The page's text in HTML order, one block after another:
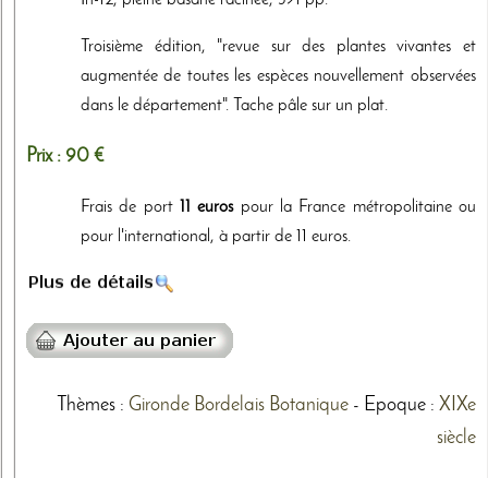
Troisième édition, "revue sur des plantes vivantes et
augmentée de toutes les espèces nouvellement observées
dans le département". Tache pâle sur un plat.
Prix : 90 €
Frais de port 11 eurospour la France métropolitaine ou
pour l'international, à partir de 11 euros.
Thèmes: Gironde Bordelais Botanique- Epoque : XIXe
siècle